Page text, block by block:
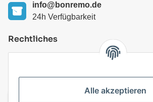
info@bonremo.de
24h Verfügbarkeit
Rechtliches
Alle akzeptieren